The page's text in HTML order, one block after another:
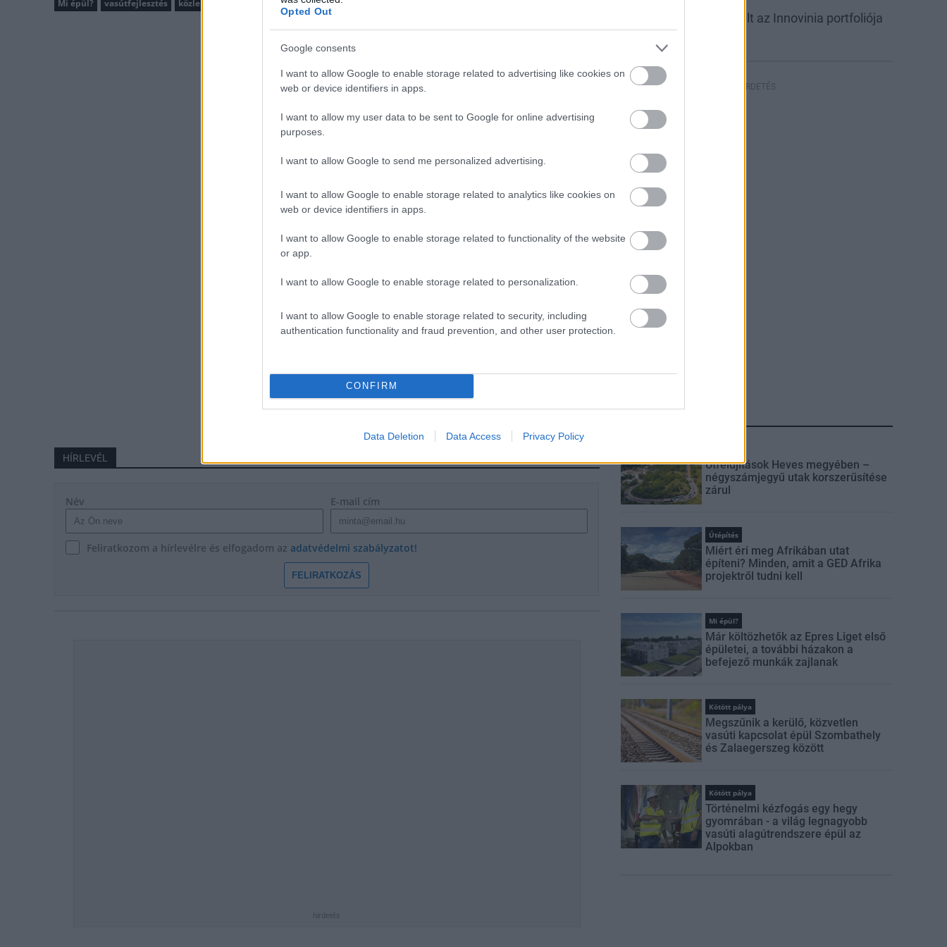
Opted Out
Google consents
I want to allow Google to enable storage related to advertising like cookies on
web or device identifiers in apps.
I want to allow my user data to be sent to Google for online advertising
purposes.
I want to allow Google to send me personalized advertising.
I want to allow Google to enable storage related to analytics like cookies on
web or device identifiers in apps.
I want to allow Google to enable storage related to functionality of the website
or app.
I want to allow Google to enable storage related to personalization.
I want to allow Google to enable storage related to security, including
authentication functionality and fraud prevention, and other user protection.
CONFIRM
Data Deletion Data Access Privacy Policy
Mi épül? vasútfejlesztés közlekedésfejlesztés Budapest
HÍRLEVÉL
Név E-mail cím
Feliratkozom a hírlevélre és elfogadom az adatvédelmi szabályzatot!
FELIRATKOZÁS
hirdetés
Újabb csarnokkal bővült az Innovinia portfoliója
Nyíregyházán
HIRDETÉS
Útfelújítások Heves megyében –
négyszámjegyű utak korszerűsítése
zárul
Útépítés
Miért éri meg Afrikában utat
építeni? Minden, amit a GED Afrika
projektről tudni kell
Mi épül?
Már költözhetők az Epres Liget első
épületei, a további házakon a
befejező munkák zajlanak
Kötött pálya
Megszűnik a kerülő, közvetlen
vasúti kapcsolat épül Szombathely
és Zalaegerszeg között
Kötött pálya
Történelmi kézfogás egy hegy
gyomrában - a világ legnagyobb
vasúti alagútrendszere épül az
Alpokban